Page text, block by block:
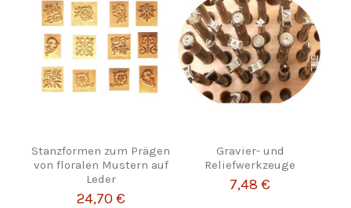
Stanzformen zum Prägen
von floralen Mustern auf
Leder
24,70 €
Gravier- und
Reliefwerkzeuge
7,48 €